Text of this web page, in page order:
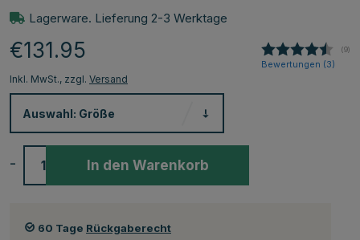
Lagerware. Lieferung 2-3 Werktage
€131.95 (9)
Bewertungen (3)
Inkl. MwSt., zzgl. Versand
Auswahl: Größe
- In den Warenkorb
60 Tage Rückgaberecht